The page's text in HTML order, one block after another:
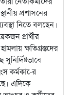
প্রশাসনের
নিতে বলছেন।
প্রার্থীর
ক্ষতিগ্রস্তদের
কর্মকা-ের
এদিকে